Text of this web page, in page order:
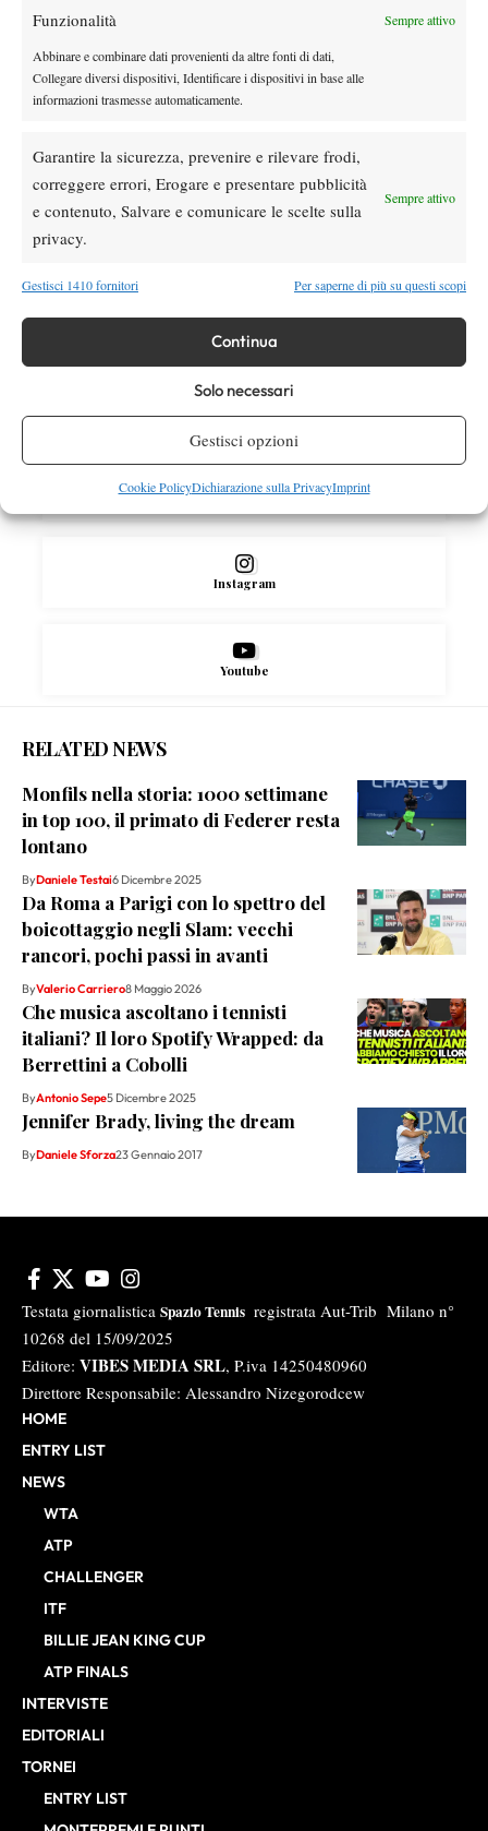
Funzionalità Sempre attivo
Abbinare e combinare dati provenienti da altre fonti di dati,
Collegare diversi dispositivi, Identificare i dispositivi in base alle
informazioni trasmesse automaticamente.
Garantire la sicurezza, prevenire e rilevare frodi,
correggere errori, Erogare e presentare pubblicità
e contenuto, Salvare e comunicare le scelte sulla
privacy.
Sempre attivo
Gestisci 1410 fornitori Per saperne di più su questi scopi
Continua
Solo necessari
Gestisci opzioni
Cookie PolicyDichiarazione sulla PrivacyImprint
Masters 1000 Cincinnati 2026: a che ora e
News
giocherà lo US Open, forse non lo vedremo
più nel 2026”
Atp News
sempre le stesse sensazioni”
SOCIAL
X
Instagram
Youtube
RELATED NEWS
Monfils nella storia: 1000 settimane
in top 100, il primato di Federer resta
lontano
ByDaniele Testai6 Dicembre 2025
Da Roma a Parigi con lo spettro del
boicottaggio negli Slam: vecchi
rancori, pochi passi in avanti
ByValerio Carriero8 Maggio 2026
Che musica ascoltano i tennisti
italiani? Il loro Spotify Wrapped: da
Berrettini a Cobolli
ByAntonio Sepe5 Dicembre 2025
Jennifer Brady, living the dream
ByDaniele Sforza23 Gennaio 2017
Testata giornalistica Spazio Tennis registrata Aut-Trib Milano n°
10268 del 15/09/2025
Editore: VIBES MEDIA SRL, P.iva 14250480960
Direttore Responsabile: Alessandro Nizegorodcew
HOME
ENTRY LIST
NEWS
WTA
ATP
CHALLENGER
ITF
BILLIE JEAN KING CUP
ATP FINALS
INTERVISTE
EDITORIALI
TORNEI
ENTRY LIST